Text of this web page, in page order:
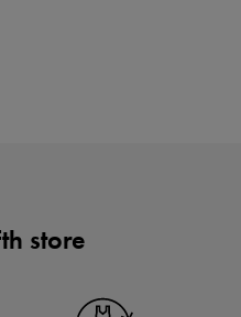
store